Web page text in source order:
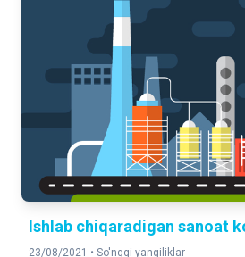
Ishlab chiqaradigan sanoat
23/08/2021 • So'nggi yangiliklar